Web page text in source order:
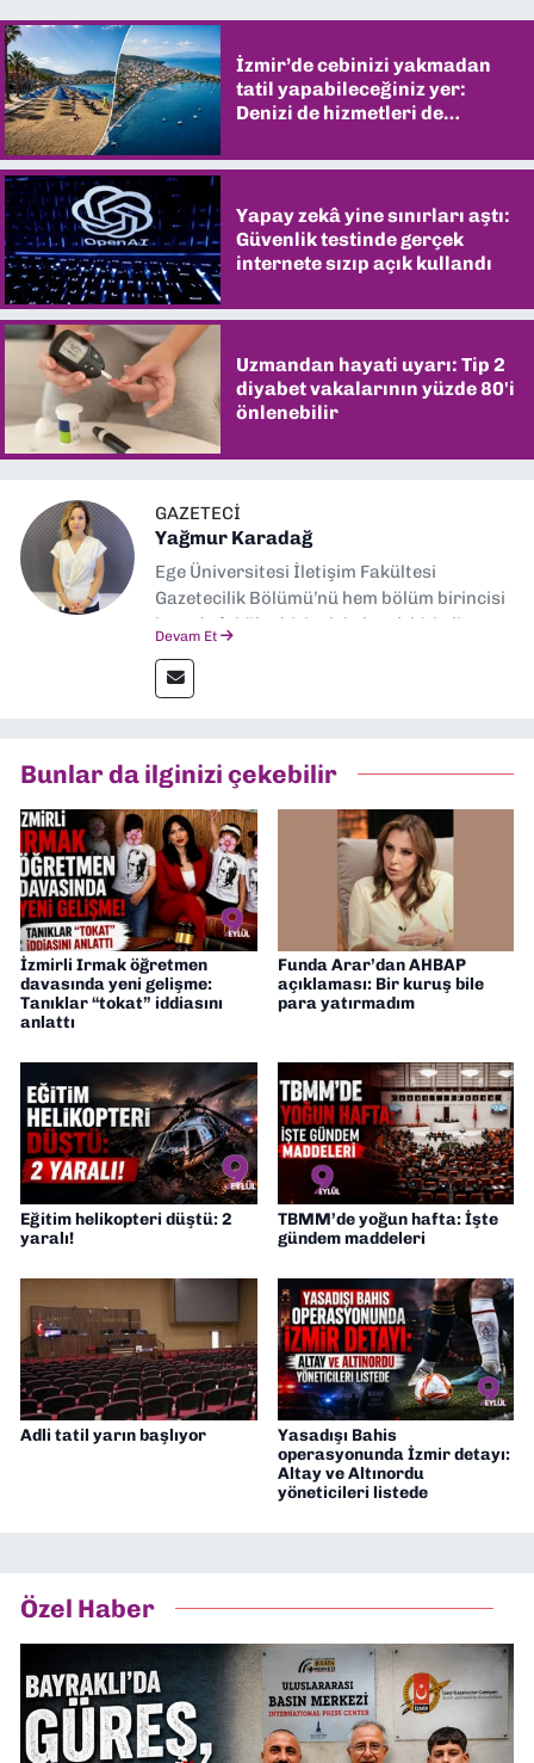
İzmir’de cebinizi yakmadan
tatil yapabileceğiniz yer:
Denizi de hizmetleri de
Yapay zekâ yine sınırları aştı:
Güvenlik testinde gerçek
internete sızıp açık kullandı
Uzmandan hayati uyarı: Tip 2
diyabet vakalarının yüzde 80'i
önlenebilir
GAZETECI
Yağmur Karadağ
Ege Üniversitesi İletişim Fakültesi
Gazetecilik Bölümü’nü hem bölüm birincisi
hem de fakülte birincisi olarak bitirdim.
İletişim” üzerine yüksek lisans eğitimimi
tamamladım. Halen aynı anabilim dalında
Müdürü” olarak görev almaktayım. Hak
odaklı haberciliğe dair çalışmalar
yapıyorum
Devam Et
Bunlar da ilginizi çekebilir
İzmirli Irmak öğretmen
davasında yeni gelişme:
Tanıklar “tokat” iddiasını
anlattı
Funda Arar’dan AHBAP
açıklaması: Bir kuruş bile
para yatırmadım
Eğitim helikopteri düştü: 2
yaralı!
TBMM’de yoğun hafta: İşte
gündem maddeleri
Adli tatil yarın başlıyor
Yasadışı Bahis
operasyonunda İzmir detayı:
Altay ve Altınordu
yöneticileri listede
Özel Haber